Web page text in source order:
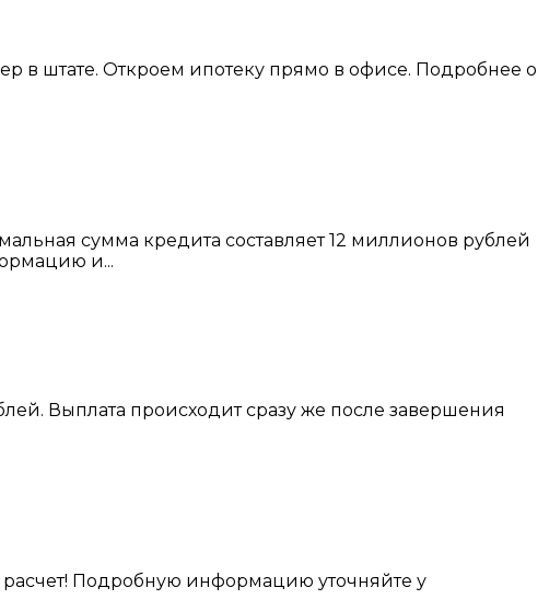
в штате. Откроем ипотеку прямо в офисе. Подробнее о
сумма кредита составляет 12 миллионов рублей
и...
Выплата происходит сразу же после завершения
расчет! Подробную информацию уточняйте у